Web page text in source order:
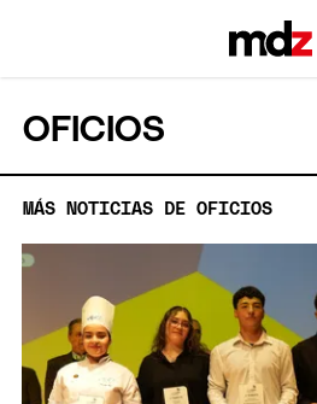
OFICIOS
MÁS NOTICIAS DE OFICIOS